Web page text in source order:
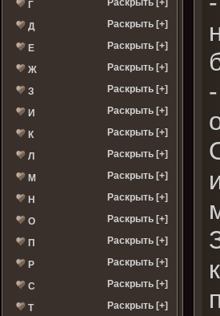
Г
Д Раскрыть [+]
Е Раскрыть [+]
Ж Раскрыть [+]
З Раскрыть [+]
И Раскрыть [+]
К Раскрыть [+]
Л Раскрыть [+]
М Раскрыть [+]
Н Раскрыть [+]
О Раскрыть [+]
П Раскрыть [+]
Р Раскрыть [+]
С Раскрыть [+]
Т Раскрыть [+]